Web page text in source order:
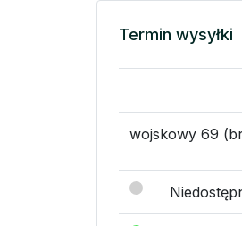
Termin wysyłki
wojskowy 69